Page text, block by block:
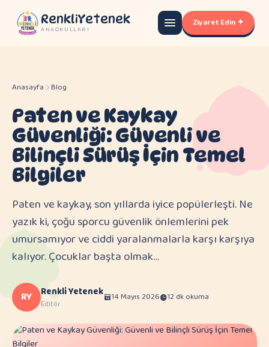
RenkliYetenek
ANAOKULLARI
Ziyaret Edin ✦
Anasayfa Blog
Paten ve Kaykay
Güvenliği: Güvenli ve
Bilinçli Sürüş İçin Temel
Bilgiler
Paten ve kaykay, son yıllarda iyice popülerleşti. Ne
yazık ki, çoğu sporcu güvenlik önlemlerini pek
umursamıyor ve ciddi yaralanmalarla karşı karşıya
kalıyor. Çocuklar başta olmak…
RY Renkli Yetenek
Editör
14 Mayıs 2026 12 dk okuma